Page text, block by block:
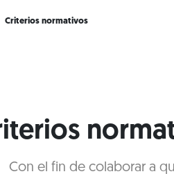
Criterios normativos
Con el fin de colaborar a